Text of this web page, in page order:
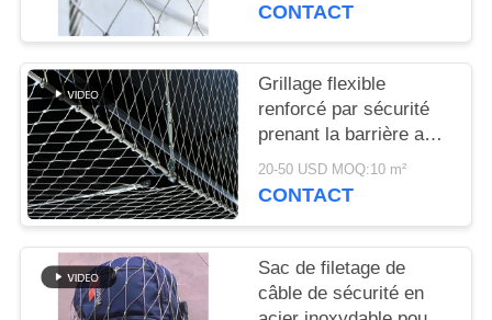
CONFIDENTIALITÉ
CONTACT
Grillage flexible
renforcé par sécurité
prenant la barrière au
filet baguée
architecturale de
20-50 USD MOQ:10 m²
CONTACT
Sac de filetage de
câble de sécurité en